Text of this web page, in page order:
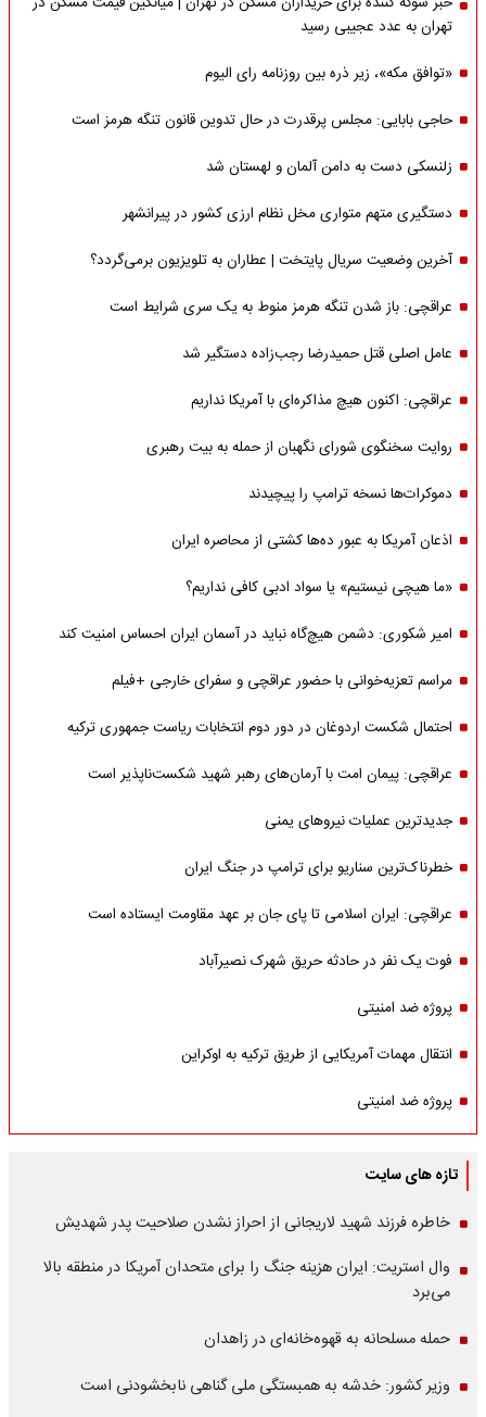
تهران به عدد عجیبی رسید
«توافق مکه»، زیر ذره بین روزنامه رای الیوم
حاجی بابایی: مجلس پرقدرت در حال تدوین قانون تنگه هرمز است
زلنسکی دست به دامن آلمان و لهستان شد
دستگیری متهم متواری مخل نظام ارزی کشور در پیرانشهر
آخرین وضعیت سریال پایتخت | عطاران به تلویزیون برمی‌گردد؟
عراقچی: باز شدن تنگه هرمز منوط به یک سری شرایط است
عامل اصلی قتل حمیدرضا رجب‌زاده دستگیر شد
عراقچی: اکنون هیچ مذاکره‌ای با آمریکا نداریم
روایت سخنگوی شورای نگهبان از حمله به بیت رهبری
دموکرات‌ها نسخه ترامپ را پیچیدند
اذعان آمریکا به عبور ده‌ها کشتی از محاصره ایران
«ما هیچی نیستیم» یا سواد ادبی کافی نداریم؟
امیر شکوری: دشمن هیچ‌گاه نباید در آسمان ایران احساس امنیت کند
مراسم تعزیه‌خوانی با حضور عراقچی و سفرای خارجی +فیلم
احتمال شکست اردوغان در دور دوم انتخابات ریاست جمهوری ترکیه
عراقچی: پیمان امت با آرمان‌های رهبر شهید شکست‌ناپذیر است
جدیدترین عملیات نیروهای یمنی
خطرناک‌ترین سناریو برای ترامپ در جنگ ایران
عراقچی: ایران اسلامی تا پای جان بر عهد مقاومت ایستاده است
فوت یک نفر در حادثه حریق شهرک نصیرآباد
پروژه ضد امنیتی
انتقال مهمات آمریکایی از طریق ترکیه به اوکراین
پروژه ضد امنیتی
تازه های سایت
خاطره فرزند شهید لاریجانی از احراز نشدن صلاحیت پدر شهدیش
وال استریت: ایران هزینه جنگ را برای متحدان آمریکا در منطقه بالا
می‌برد
حمله مسلحانه به قهوه‌خانه‌ای در زاهدان
وزیر کشور: خدشه به همبستگی ملی گناهی نابخشودنی است